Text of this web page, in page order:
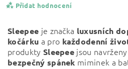
Přidat hodnocení
Sleepee je značka luxusních
kočárku a pro každodenní
produkty Sleepee jsou
bezpečný spánek miminek a